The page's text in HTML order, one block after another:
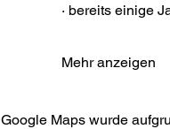
· bereits einige
Mehr anzeigen
Google Maps wurde